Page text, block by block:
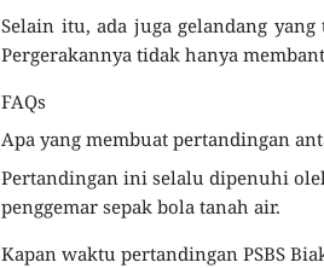
Selain itu, ada juga gelandang
Pergerakannya tidak hanya
FAQs
Apa yang membuat pertandingan
Pertandingan ini selalu dipenuhi
penggemar sepak bola tanah air.
Kapan waktu pertandingan PSBS